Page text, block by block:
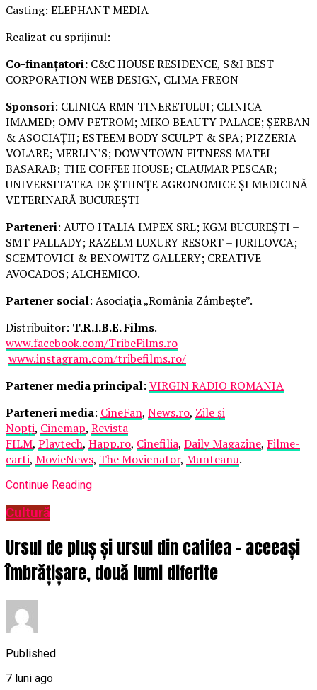
Casting: ELEPHANT MEDIA
Realizat cu sprijinul:
Co-finanțatori: C&C HOUSE RESIDENCE, S&I BEST
CORPORATION WEB DESIGN, CLIMA FREON
Sponsori: CLINICA RMN TINERETULUI; CLINICA
IMAMED; OMV PETROM; MIKO BEAUTY PALACE; ȘERBAN
& ASOCIAȚII; ESTEEM BODY SCULPT & SPA; PIZZERIA
VOLARE; MERLIN’S; DOWNTOWN FITNESS MATEI
BASARAB; THE COFFEE HOUSE; CLAUMAR PESCAR;
UNIVERSITATEA DE ȘTIINȚE AGRONOMICE ȘI MEDICINĂ
VETERINARĂ BUCUREȘTI
Parteneri: AUTO ITALIA IMPEX SRL; KGM BUCUREȘTI –
SMT PALLADY; RAZELM LUXURY RESORT – JURILOVCA;
SCEMTOVICI & BENOWITZ GALLERY; CREATIVE
AVOCADOS; ALCHEMICO.
Partener social: Asociația „România Zâmbește”.
Distribuitor: T.R.I.B.E. Films.
www.facebook.com/TribeFilms.ro–
www.instagram.com/tribefilms.ro/
Partener media principal: VIRGIN RADIO ROMANIA
Parteneri media: CineFan, News.ro, Zile și
Nopți, Cinemap, Revista
FILM, Playtech, Happ.ro, Cinefilia, Daily Magazine, Filme-
carti, MovieNews, The Movienator, Munteanu.
Continue Reading
Cultură
Ursul de pluș și ursul din catifea – aceeași
îmbrățișare, două lumi diferite
Published
7 luni ago